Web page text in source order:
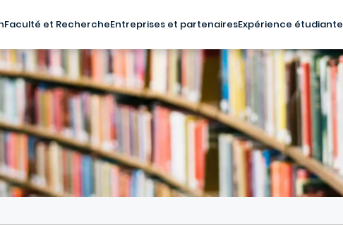
Faculté et RechercheEntreprises et partenairesExpérience étudiante